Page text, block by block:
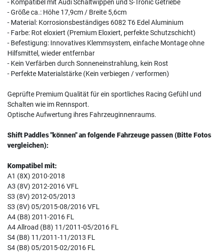
- Kompatibel mit Audi Schaltwippen und S-Tronic Getriebe
- Größe ca.: Höhe 17,9cm / Breite 5,6cm
- Material: Korrosionsbeständiges 6082 T6 Edel Aluminium
- Farbe: Rot eloxiert (Premium Eloxiert, perfekte Schutzschicht)
- Befestigung: Innovatives Klemmsystem, einfache Montage ohne
Hilfsmittel, wieder entfernbar
- Kein Verfärben durch Sonneneinstrahlung, kein Rost
- Perfekte Materialstärke (Kein verbiegen / verformen)
Geprüfte Premium Qualität für ein sportliches Racing Gefühl und
Schalten wie im Rennsport.
Optische Aufwertung ihres Fahrzeuginnenraums.
Shift Paddles "können" an folgende Fahrzeuge passen (Bitte Fotos
vergleichen):
Kompatibel mit:
A1 (8X) 2010-2018
A3 (8V) 2012-2016 VFL
S3 (8V) 2012-05/2013
S3 (8V) 05/2015-08/2016 VFL
A4 (B8) 2011-2016 FL
A4 Allroad (B8) 11/2011-05/2016 FL
S4 (B8) 11/2011-11/2013 FL
S4 (B8) 05/2015-02/2016 FL